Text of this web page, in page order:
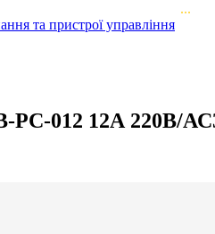
та пристрої управління
012 12А 220В/